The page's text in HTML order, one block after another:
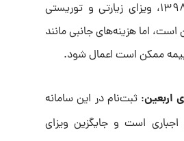
دوجانبه از سال ۱۳۹۸، ویزای زیارتی و توریستی
است، اما هزینه‌های جانبی مانند
ممکن است اعمال شود.
اربعین: ثبت‌نام در این سامانه
اجباری است و جایگزین ویزای